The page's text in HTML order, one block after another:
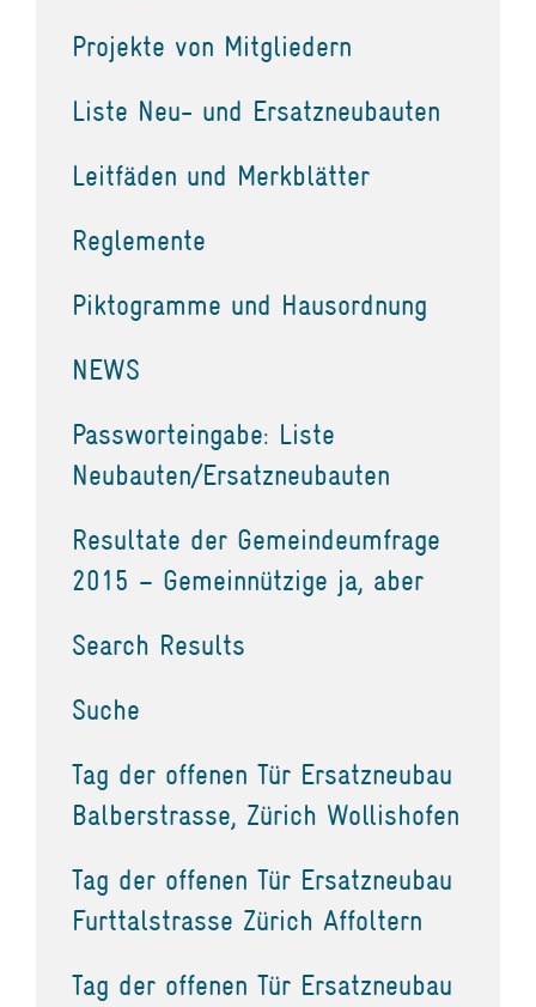
Projekte von Mitgliedern
Liste Neu- und Ersatzneubauten
Leitfäden und Merkblätter
Reglemente
Piktogramme und Hausordnung
NEWS
Passworteingabe: Liste
Neubauten/Ersatzneubauten
Resultate der Gemeindeumfrage
2015 – Gemeinnützige ja, aber
Search Results
Suche
Tag der offenen Tür Ersatzneubau
Balberstrasse, Zürich Wollishofen
Tag der offenen Tür Ersatzneubau
Furttalstrasse Zürich Affoltern
Tag der offenen Tür Ersatzneubau